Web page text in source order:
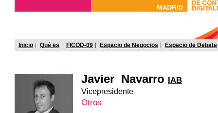
Javier Navarro IAB
Vicepresidente
Otros
Inicio Qué es FICOD-09 Espacio de Negocios Espacio de Debate